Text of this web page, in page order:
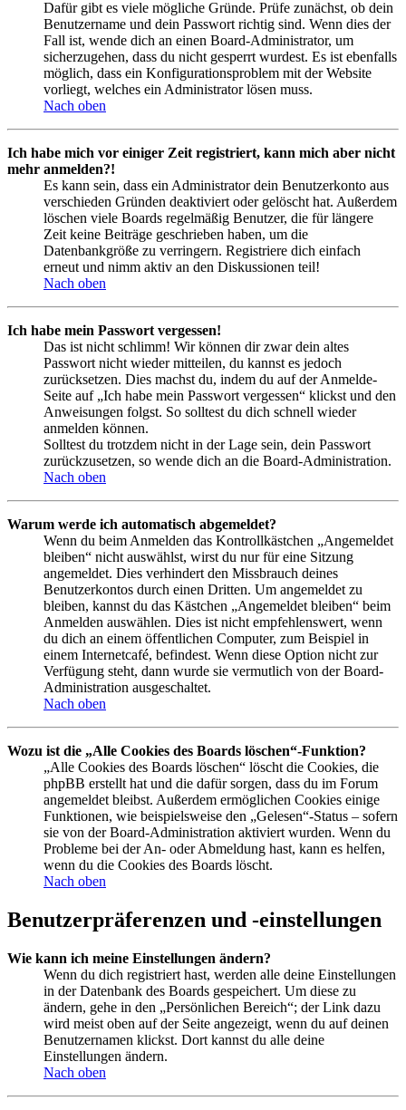
Dafür gibt es viele mögliche Gründe. Prüfe zunächst, ob dein
Benutzername und dein Passwort richtig sind. Wenn dies der
Fall ist, wende dich an einen Board-Administrator, um
sicherzugehen, dass du nicht gesperrt wurdest. Es ist ebenfalls
möglich, dass ein Konfigurationsproblem mit der Website
vorliegt, welches ein Administrator lösen muss.
Nach oben
Ich habe mich vor einiger Zeit registriert, kann mich aber nicht
mehr anmelden?!
Es kann sein, dass ein Administrator dein Benutzerkonto aus
verschieden Gründen deaktiviert oder gelöscht hat. Außerdem
löschen viele Boards regelmäßig Benutzer, die für längere
Zeit keine Beiträge geschrieben haben, um die
Datenbankgröße zu verringern. Registriere dich einfach
erneut und nimm aktiv an den Diskussionen teil!
Nach oben
Ich habe mein Passwort vergessen!
Das ist nicht schlimm! Wir können dir zwar dein altes
Passwort nicht wieder mitteilen, du kannst es jedoch
zurücksetzen. Dies machst du, indem du auf der Anmelde-
Seite auf „Ich habe mein Passwort vergessen“ klickst und den
Anweisungen folgst. So solltest du dich schnell wieder
anmelden können.
Solltest du trotzdem nicht in der Lage sein, dein Passwort
zurückzusetzen, so wende dich an die Board-Administration.
Nach oben
Warum werde ich automatisch abgemeldet?
Wenn du beim Anmelden das Kontrollkästchen „Angemeldet
bleiben“ nicht auswählst, wirst du nur für eine Sitzung
angemeldet. Dies verhindert den Missbrauch deines
Benutzerkontos durch einen Dritten. Um angemeldet zu
bleiben, kannst du das Kästchen „Angemeldet bleiben“ beim
Anmelden auswählen. Dies ist nicht empfehlenswert, wenn
du dich an einem öffentlichen Computer, zum Beispiel in
einem Internetcafé, befindest. Wenn diese Option nicht zur
Verfügung steht, dann wurde sie vermutlich von der Board-
Administration ausgeschaltet.
Nach oben
Wozu ist die „Alle Cookies des Boards löschen“-Funktion?
„Alle Cookies des Boards löschen“ löscht die Cookies, die
phpBB erstellt hat und die dafür sorgen, dass du im Forum
angemeldet bleibst. Außerdem ermöglichen Cookies einige
Funktionen, wie beispielsweise den „Gelesen“-Status – sofern
sie von der Board-Administration aktiviert wurden. Wenn du
Probleme bei der An- oder Abmeldung hast, kann es helfen,
wenn du die Cookies des Boards löscht.
Nach oben
Benutzerpräferenzen und -einstellungen
Wie kann ich meine Einstellungen ändern?
Wenn du dich registriert hast, werden alle deine Einstellungen
in der Datenbank des Boards gespeichert. Um diese zu
ändern, gehe in den „Persönlichen Bereich“; der Link dazu
wird meist oben auf der Seite angezeigt, wenn du auf deinen
Benutzernamen klickst. Dort kannst du alle deine
Einstellungen ändern.
Nach oben